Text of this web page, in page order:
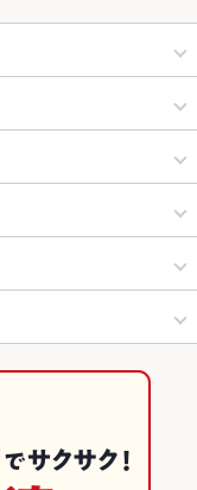
の他 トリュフ